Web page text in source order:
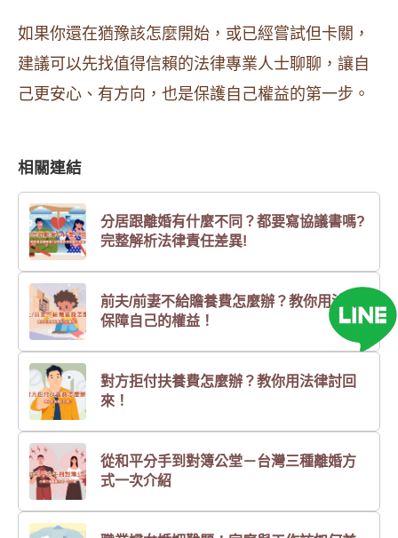
如果你還在猶豫該怎麼開始，或已經嘗試但卡關，
建議可以先找值得信賴的法律專業人士聊聊，讓自
己更安心、有方向，也是保護自己權益的第一步。
相關連結
分居跟離婚有什麼不同？都要寫協議書嗎?
完整解析法律責任差異!
前夫/前妻不給贍養費怎麼辦？教你用法律
保障自己的權益！
對方拒付扶養費怎麼辦？教你用法律討回
來！
從和平分手到對簿公堂－台灣三種離婚方
式一次介紹